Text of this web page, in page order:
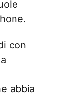
con
abbia